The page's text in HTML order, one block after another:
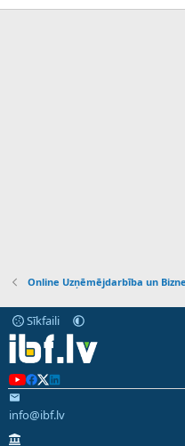
Online Uzņēmējdarbība un
Sīkfaili
info@ibf.lv